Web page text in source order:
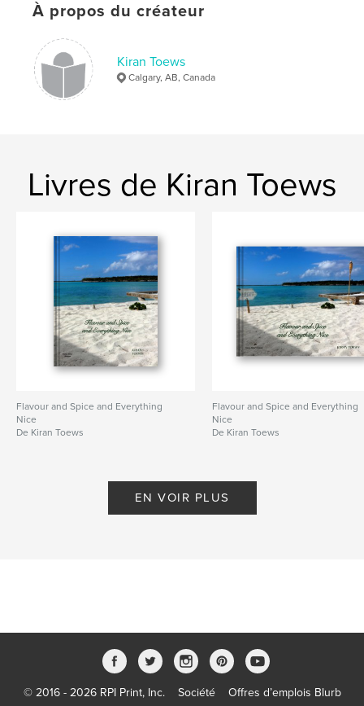
entertaining , recipes ,
food
À propos du créateur
Kiran Toews
Calgary, AB, Canada
Livres de Kiran Toews
Flavour and Spice and Everything
Nice
De Kiran Toews
Flavour and Spice and Everything
Nice
De Kiran Toews
EN VOIR PLUS
© 2016 - 2026 RPI Print, Inc. Société Offres d’emplois Blurb